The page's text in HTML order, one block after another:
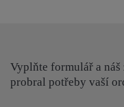
Vyplňte formulář a náš
probral potřeby vaší